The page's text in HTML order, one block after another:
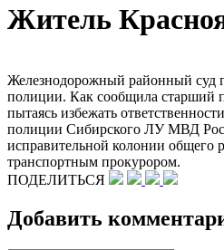
Житель
Железнодорожный районный суд
полиции. Как сообщила старший
пытаясь избежать
полиции Сибирского ЛУ МВД
исправительной колонии общего
транспортным прокурором.
ПОДЕЛИТЬСЯ
Добавить